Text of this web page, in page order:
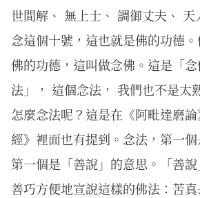
世間解、 無上士、 調御丈夫、 天
念這個十號，這也就是佛的功德
佛的功德，這叫做念佛。這是「
法」， 這個念法， 我們也不是太
怎麼念法呢？這是在《阿毗達磨
經》裡面也有提到。念法，第一個
第一個是「善說」的意思。「善
善巧方便地宣說這樣的佛法：苦真